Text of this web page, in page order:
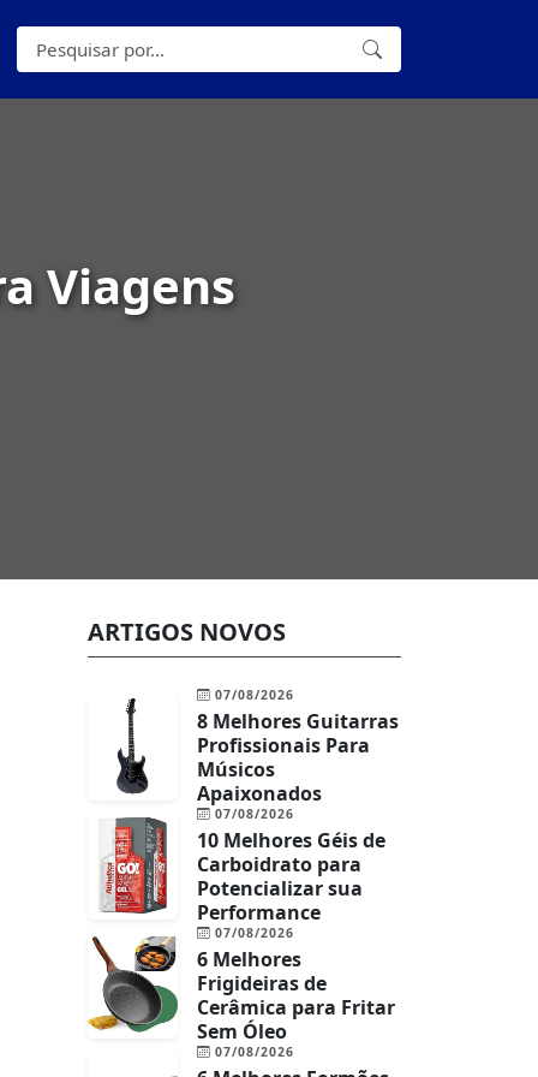
Viagens
ARTIGOS NOVOS
07/08/2026
8 Melhores Guitarras
Profissionais Para
Músicos
Apaixonados
07/08/2026
10 Melhores Géis de
Carboidrato para
Potencializar sua
Performance
07/08/2026
6 Melhores
Frigideiras de
Cerâmica para Fritar
Sem Óleo
07/08/2026